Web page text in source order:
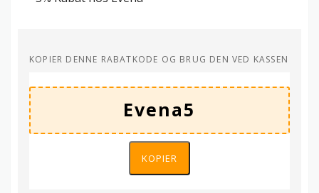
KOPIER DENNE RABATKODE OG BRUG DEN VED KASSEN
KOPIER